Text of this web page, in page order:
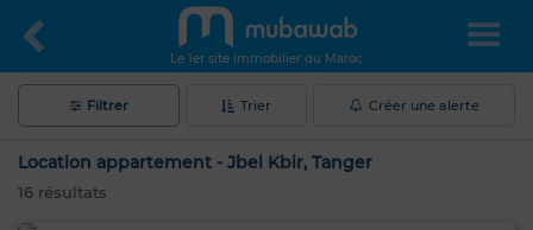
Le 1er site immobilier du Maroc
Filtrer Trier Créer une alerte
Location appartement - Jbel Kbir, Tanger
16 résultats